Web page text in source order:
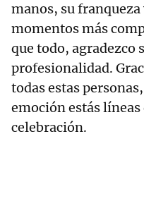
manos, su
momentos más
que todo, agradezco
profesionalidad.
todas estas
emoción estás
celebración.